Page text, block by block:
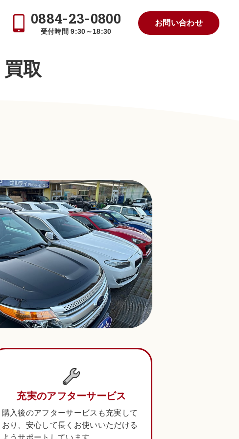
0884-23-0800
受付時間 9:30～18:30
お問い合わせ
取
充実のアフターサービス
購入後のアフターサービスも充実して
おり、安心して長くお使いいただける
ようサポートしています。